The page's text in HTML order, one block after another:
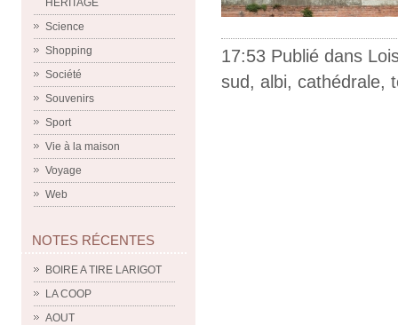
HERITAGE
Science
Shopping
Société
Souvenirs
Sport
Vie à la maison
Voyage
Web
NOTES RÉCENTES
BOIRE A TIRE LARIGOT
LA COOP
AOUT
17:53 Publié dans
sud, albi, cathédrale,